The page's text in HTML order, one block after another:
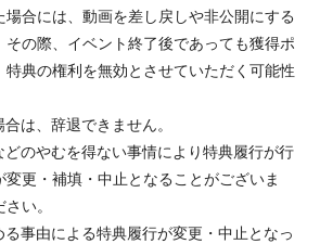
合には、動画を差し戻しや非公開にする
の際、イベント終了後であっても獲得ポ
特典の権利を無効とさせていただく可能性
は、辞退できません。
のやむを得ない事情により特典履行が行
変更・補填・中止となることがございま
い。
事由による特典履行が変更・中止となっ